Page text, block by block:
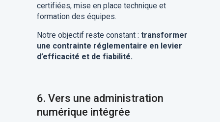
certifiées, mise en place technique et
formation des équipes.
Notre objectif reste constant : transformer
une contrainte réglementaire en levier
d’efficacité et de fiabilité.
6. Vers une administration
numérique intégrée